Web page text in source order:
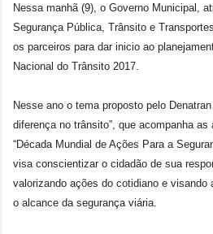
Nessa manhã (9), o Governo Municipal,
Segurança Pública, Trânsito e
os parceiros para dar inicio ao
Nacional do Trânsito 2017.
Nesse ano o tema proposto pelo
diferença no trânsito”, que acompanha
“Década Mundial de Ações Para a
visa conscientizar o cidadão de sua
valorizando ações do cotidiano e visando
o alcance da segurança viária.